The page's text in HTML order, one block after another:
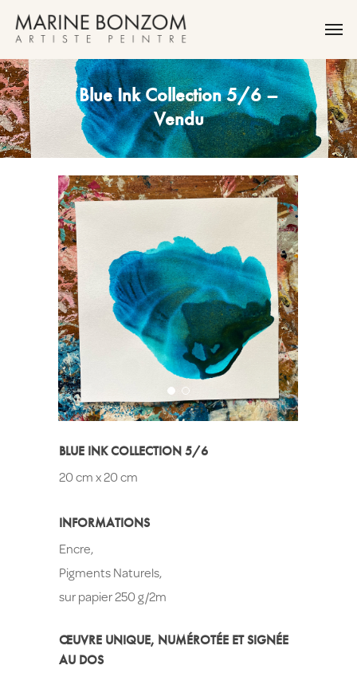
Blue Ink Collection 5/6 –
Vendu
BLUE INK COLLECTION 5/6
20 cm x 20 cm
INFORMATIONS
Encre,
Pigments Naturels,
sur papier 250 g/2m
ŒUVRE UNIQUE, NUMÉROTÉE ET SIGNÉE
AU DOS